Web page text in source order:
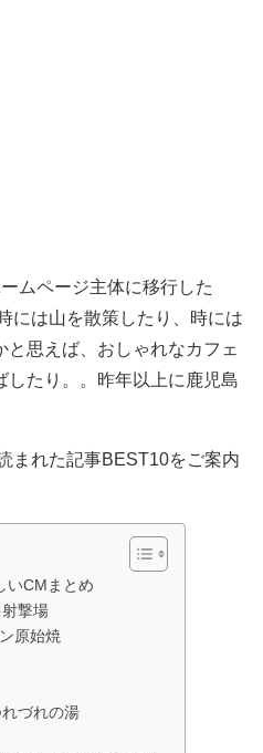
ムページ主体に移行した
には山を散策したり、時には
思えば、おしゃれなカフェ
したり。。昨年以上に鹿児島
まれた記事BEST10をご案内
いCMまとめ
撃場
原始焼
づれの湯